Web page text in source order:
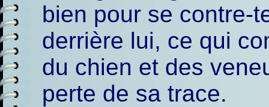
bien pour se contre-
derrière lui, ce qui
du chien et des
perte de sa trace.